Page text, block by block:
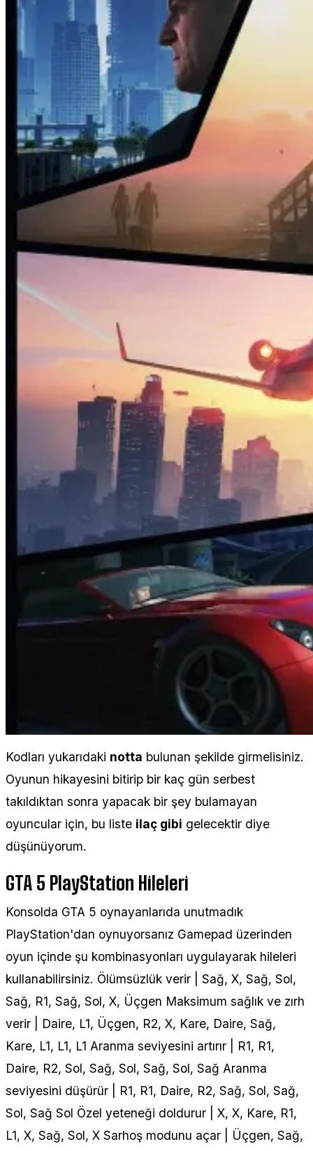
Kodları yukarıdaki notta bulunan şekilde girmelisiniz.
Oyunun hikayesini bitirip bir kaç gün serbest
takıldıktan sonra yapacak bir şey bulamayan
oyuncular için, bu liste ilaç gibi gelecektir diye
düşünüyorum.
GTA 5 PlayStation Hileleri
Konsolda GTA 5 oynayanlarıda unutmadık
PlayStation'dan oynuyorsanız Gamepad üzerinden
oyun içinde şu kombinasyonları uygulayarak hileleri
kullanabilirsiniz. Ölümsüzlük verir | Sağ, X, Sağ, Sol,
Sağ, R1, Sağ, Sol, X, Üçgen Maksimum sağlık ve zırh
verir | Daire, L1, Üçgen, R2, X, Kare, Daire, Sağ,
Kare, L1, L1, L1 Aranma seviyesini artırır | R1, R1,
Daire, R2, Sol, Sağ, Sol, Sağ, Sol, Sağ Aranma
seviyesini düşürür | R1, R1, Daire, R2, Sağ, Sol, Sağ,
Sol, Sağ Sol Özel yeteneği doldurur | X, X, Kare, R1,
L1, X, Sağ, Sol, X Sarhoş modunu açar | Üçgen, Sağ,